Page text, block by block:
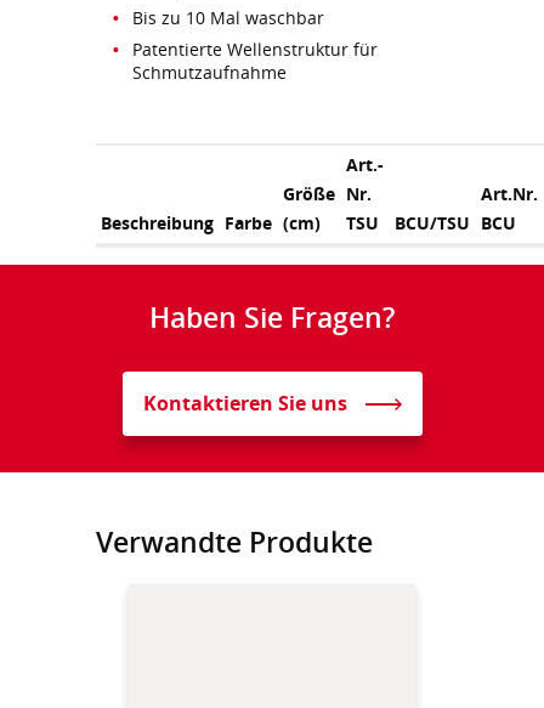
Bis zu 10 Mal waschbar
Patentierte Wellenstruktur für
Schmutzaufnahme
Beschreibung Farbe
Größe
(cm)
Art.-
Nr.
TSU
BCU/TSU
Art.Nr.
BCU
Haben Sie Fragen?
Kontaktieren Sie uns
Verwandte Produkte